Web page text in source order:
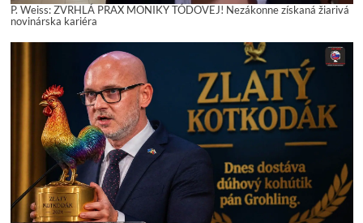
P. Weiss: ZVRHLÁ PRAX MONIKY TÓDOVEJ! Nezákonne získaná žiarivá
novinárska kariéra